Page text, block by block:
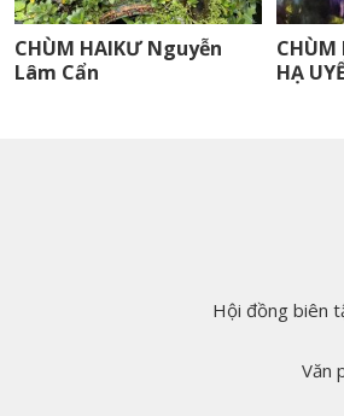
CHÙM HAIKƯ Nguyễn
Lâm Cẩn
CHÙM
HẠ
Hội đồng biên
Văn